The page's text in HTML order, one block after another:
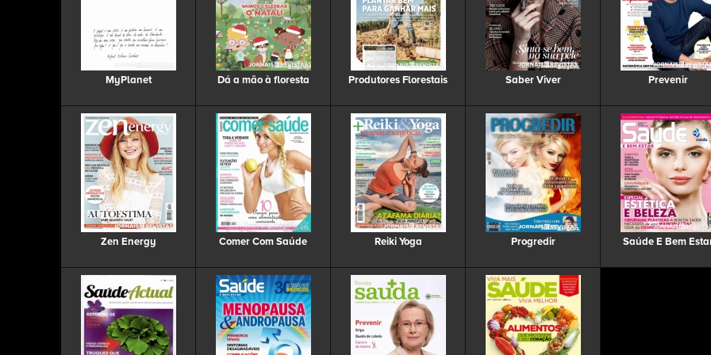
MyPlanet Dá a mão à floresta Produtores Florestais Saber Viver Prevenir
Zen Energy Comer Com Saúde Reiki Yoga Progredir Saúde E Bem